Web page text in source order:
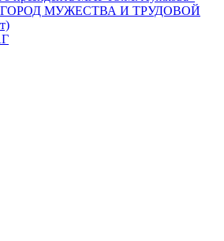
МУЖЕСТВА И ТРУДОВОЙ